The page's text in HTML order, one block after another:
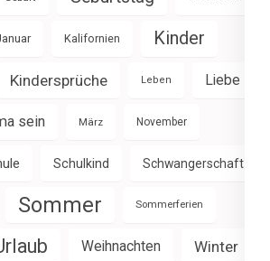
Kalifornien Kinder
Kindersprüche Leben Liebe
sein März November
Schulkind Schwangerschaft
Sommer Sommerferien
Weihnachten Winter